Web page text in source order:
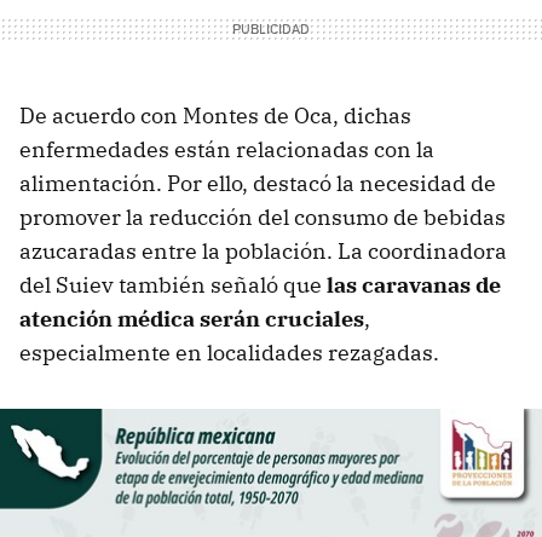
De acuerdo con Montes de Oca, dichas
enfermedades están relacionadas con la
alimentación. Por ello, destacó la necesidad de
promover la reducción del consumo de bebidas
azucaradas entre la población. La coordinadora
del Suiev también señaló que las caravanas de
atención médica serán cruciales,
especialmente en localidades rezagadas.